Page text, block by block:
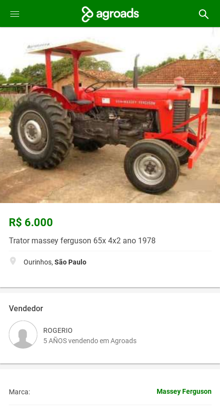
R$ 6.000
Trator massey ferguson 65x 4x2 ano 1978
Ourinhos, São Paulo
Vendedor
ROGERIO
5 AÑOS vendendo em Agroads
Marca: Massey Ferguson